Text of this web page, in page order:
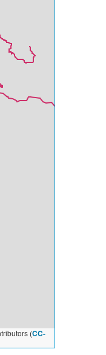
(CC-